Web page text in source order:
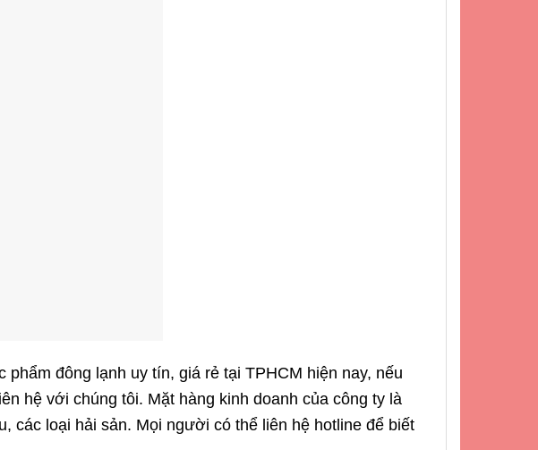
đông lạnh uy tín, giá rẻ tại TPHCM hiện nay, nếu
hệ với chúng tôi. Mặt hàng kinh doanh của công ty là
các loại hải sản. Mọi người có thể liên hệ hotline để biết